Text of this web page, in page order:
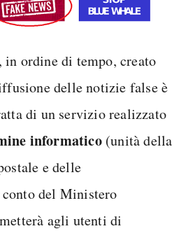
ordine di tempo, creato
delle notizie false è
di un servizio realizzato
informatico(unità della
e delle
del Ministero
agli utenti di